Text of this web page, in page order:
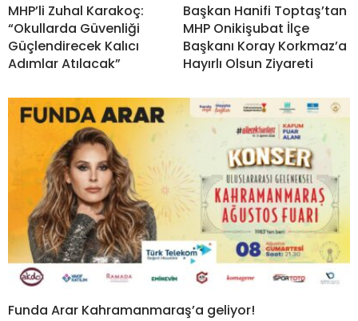
MHP’li Zuhal Karakoç:
“Okullarda Güvenliği
Güçlendirecek Kalıcı
Adımlar Atılacak”
Başkan Hanifi Toptaş’tan
MHP Onikişubat İlçe
Başkanı Koray Korkmaz’a
Hayırlı Olsun Ziyareti
Funda Arar Kahramanmaraş’a geliyor!